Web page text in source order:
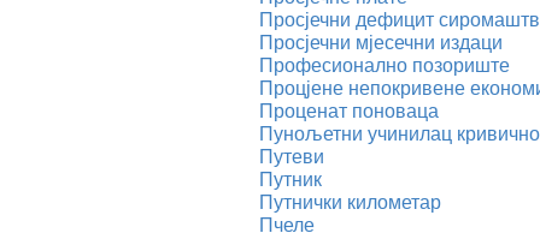
Просјечни дефицит
Просјечни мјесечни издаци
Професионално позориште
Процјене непокривене
Проценат поноваца
Пунољетни учинилац
Путеви
Путник
Путнички километар
Пчеле